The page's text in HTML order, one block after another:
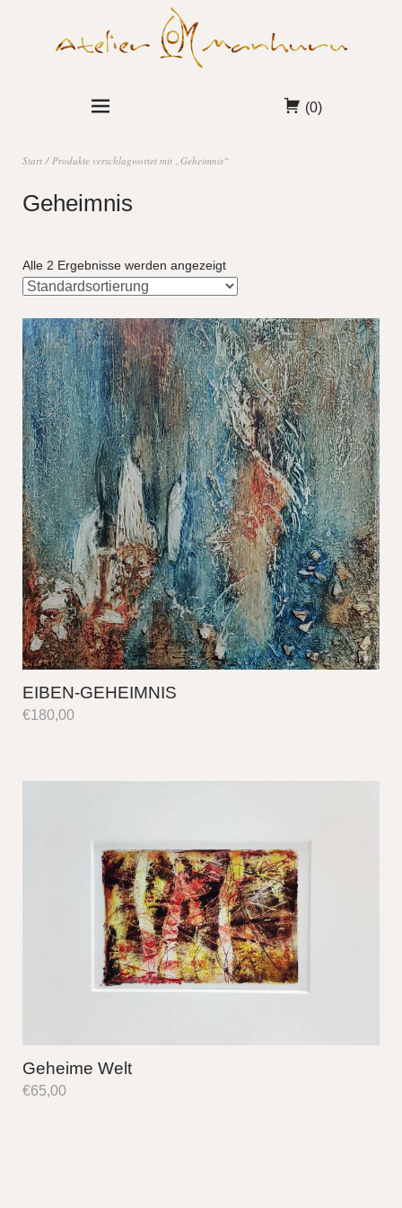
(0)
Start / Produkte verschlagwortet mit „Geheimnis“
Geheimnis
Alle 2 Ergebnisse werden angezeigt
EIBEN-GEHEIMNIS
€180,00
Geheime Welt
€65,00